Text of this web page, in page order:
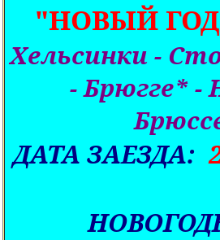
"НОВЫЙ
Хельсинки -
- Брюгге* -
ДАТА ЗАЕЗДА: